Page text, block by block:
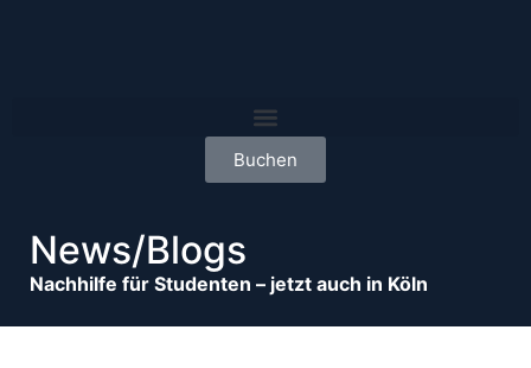
Buchen
News/Blogs
Nachhilfe für Studenten – jetzt auch in Köln